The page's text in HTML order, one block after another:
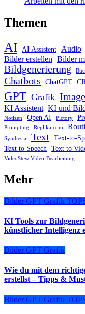
Themen
AI AI Assistent Audio
Bilder erstellen Bilder
Bildgenerierung
Chatbots ChatGPT
GPT Grafik
KI Assistent KI und
Notizen
Open AI Pictory
Prompting
Replika.com
Synthesia
Text Text-to-
Text to Speech Text to
VideoStew Video-Bearbeitung
Mehr
Bilder GPT Grafik
KI Tools zur
künstlicher Intelligenz
Bilder GPT Grafik
Wie du mit dem
erstellst – Tipps &
Bilder GPT Grafik